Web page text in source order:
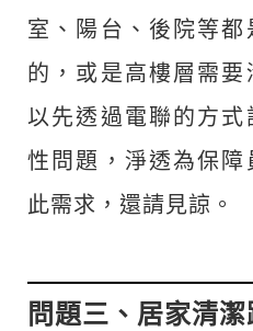
室、陽台、後院等
的，或是高樓層需
以先透過電聯的方
性問題，淨透為保
此需求，還請見諒。
問題三、居家清